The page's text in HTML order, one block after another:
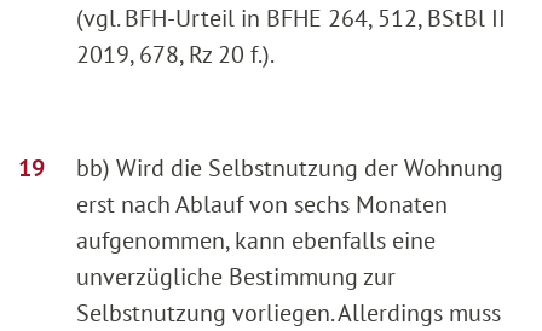
(vgl. BFH-Urteil in BFHE 264, 512, BStBl II
2019, 678, Rz 20 f.).
bb) Wird die Selbstnutzung der Wohnung
erst nach Ablauf von sechs Monaten
aufgenommen, kann ebenfalls eine
unverzügliche Bestimmung zur
Selbstnutzung vorliegen. Allerdings muss